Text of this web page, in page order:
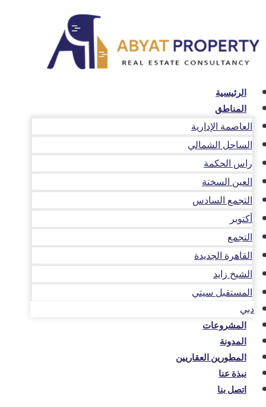
المحتوى
الرئيسية
المناطق
العاصمة الإدارية
الساحل الشمالي
راس الحكمة
العين السخنة
التجمع السادس
أكتوبر
التجمع
القاهرة الجديدة
الشيخ زايد
المستقبل سيتي
دبي
المشروعات
المدونة
المطورين العقاريين
نبذة عنا
اتصل بنا